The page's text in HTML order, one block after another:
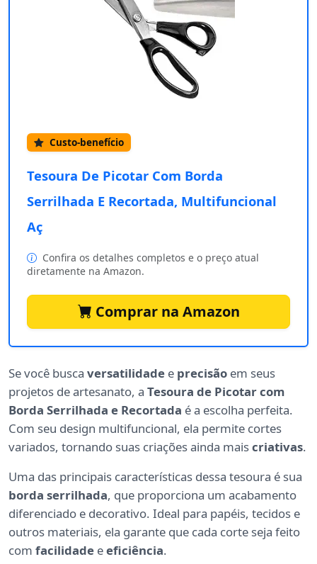
Custo-benefício
Tesoura De Picotar Com Borda
Serrilhada E Recortada, Multifuncional
Aç
Confira os detalhes completos e o preço atual
diretamente na Amazon.
Comprar na Amazon
Se você busca versatilidade e precisão em seus
projetos de artesanato, a Tesoura de Picotar com
Borda Serrilhada e Recortada é a escolha perfeita.
Com seu design multifuncional, ela permite cortes
variados, tornando suas criações ainda maiscriativas.
Uma das principais características dessa tesoura é sua
borda serrilhada, que proporciona um acabamento
diferenciado e decorativo. Ideal para papéis, tecidos e
outros materiais, ela garante que cada corte seja feito
com facilidade eeficiência.